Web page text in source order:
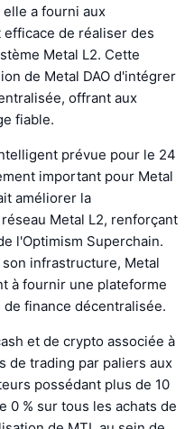
a fourni aux
de réaliser des
Metal L2. Cette
de Metal DAO d'intégrer
offrant aux
fiable.
prévue pour le 24
important pour Metal
améliorer la
Metal L2, renforçant
l'Optimism Superchain.
infrastructure, Metal
à fournir une plateforme
finance décentralisée.
et de crypto associée à
de trading par paliers aux
possédant plus de 10
0 % sur tous les achats de